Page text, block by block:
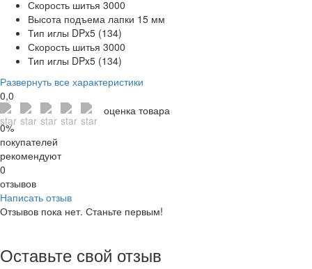
Скорость шитья 3000
Высота подъема лапки 15 мм
Тип иглы DPx5 (134)
Скорость шитья 3000
Тип иглы DPx5 (134)
Развернуть все характеристики
0,0
оценка товара
0%
покупателей
рекомендуют
0
отзывов
Написать отзыв
Отзывов пока нет. Станьте первым!
Оставьте свой отзыв